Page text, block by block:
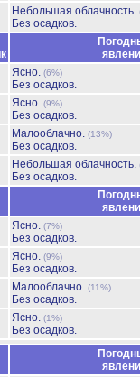
Небольшая облачность.
Без осадков.
Ясно. (6%)
Без осадков.
Ясно. (9%)
Без осадков.
Малооблачно. (13%)
Без осадков.
Небольшая облачность.
Без осадков.
Ясно. (7%)
Без осадков.
Ясно. (9%)
Без осадков.
Малооблачно. (11%)
Без осадков.
Ясно. (1%)
Без осадков.